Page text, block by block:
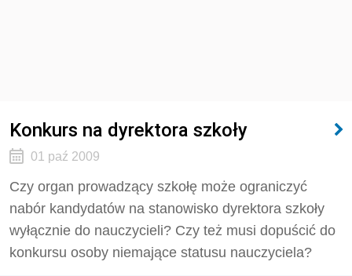
Konkurs na dyrektora szkoły
01 paź 2009
Czy organ prowadzący szkołę może ograniczyć
nabór kandydatów na stanowisko dyrektora szkoły
wyłącznie do nauczycieli? Czy też musi dopuścić do
konkursu osoby niemające statusu nauczyciela?